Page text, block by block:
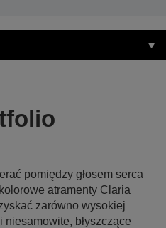
pomiędzy głosem serca
atramenty Claria
zarówno wysokiej
błyszczące